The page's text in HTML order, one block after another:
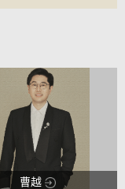
曹越